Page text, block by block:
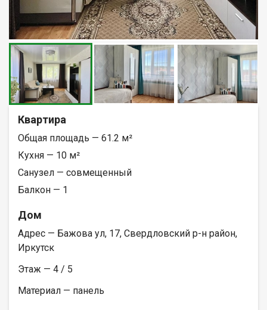
Квартира
Общая площадь — 61.2 м²
Кухня — 10 м²
Санузел — совмещенный
Балкон — 1
Дом
Адрес — Бажова ул, 17, Свердловский р-н район,
Иркутск
Этаж — 4 / 5
Материал — панель